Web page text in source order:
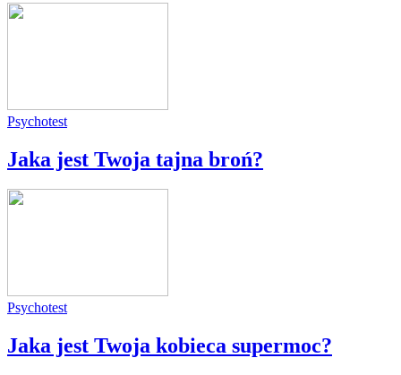
Psychotest
Jaka jest Twoja tajna broń?
Psychotest
Jaka jest Twoja kobieca supermoc?